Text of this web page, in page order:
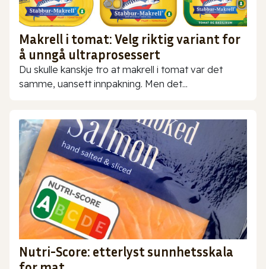
Makrell i tomat: Velg riktig variant for
å unngå ultraprosessert
Du skulle kanskje tro at makrell i tomat var det
samme, uansett innpakning. Men det...
Nutri-Score: etterlyst sunnhetsskala